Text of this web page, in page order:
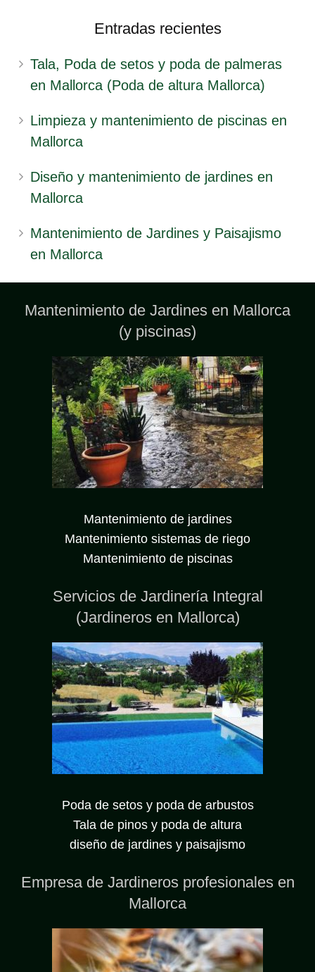
Entradas recientes
Tala, Poda de setos y poda de palmeras
en Mallorca (Poda de altura Mallorca)
Limpieza y mantenimiento de piscinas en
Mallorca
Diseño y mantenimiento de jardines en
Mallorca
Mantenimiento de Jardines y Paisajismo
en Mallorca
Mantenimiento de Jardines en Mallorca
(y piscinas)
Mantenimiento de jardines
Mantenimiento sistemas de riego
Mantenimiento de piscinas
Servicios de Jardinería Integral
(Jardineros en Mallorca)
Poda de setos y poda de arbustos
Tala de pinos y poda de altura
diseño de jardines y paisajismo
Empresa de Jardineros profesionales en
Mallorca